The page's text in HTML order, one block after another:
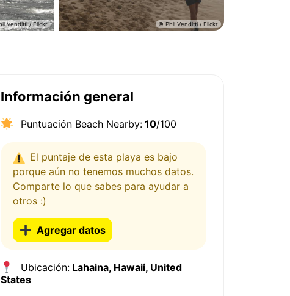
Información general
Puntuación Beach Nearby: 10/100
El puntaje de esta playa es bajo
porque aún no tenemos muchos datos.
Comparte lo que sabes para ayudar a
otros :)
Agregar datos
Ubicación: Lahaina, Hawaii, United
States